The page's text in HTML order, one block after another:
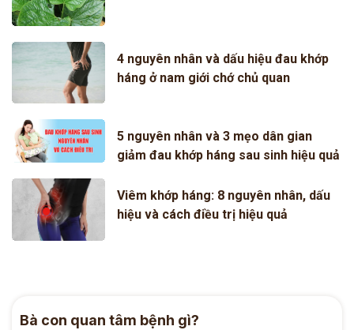
4 nguyên nhân và dấu hiệu đau khớp
háng ở nam giới chớ chủ quan
5 nguyên nhân và 3 mẹo dân gian
giảm đau khớp háng sau sinh hiệu quả
Viêm khớp háng: 8 nguyên nhân, dấu
hiệu và cách điều trị hiệu quả
Bà con quan tâm bệnh gì?